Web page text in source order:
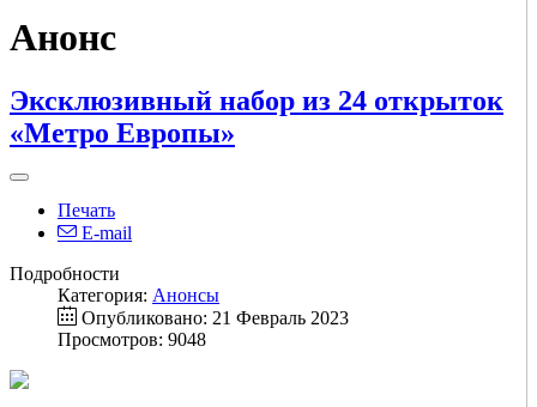
Анонс
Эксклюзивный набор из 24 открыток
«Метро Европы»
Печать
E-mail
Подробности
Категория: Анонсы
Опубликовано: 21 Февраль 2023
Просмотров: 9048